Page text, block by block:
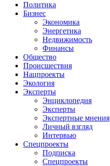
Политика
Бизнес
Экономика
Энергетика
Недвижимость
Финансы
Общество
Происшествия
Нацпроекты
Экология
Эксперты
Энциклопедия
Эксперты
Экспертные мнения
Личный взгляд
Интервью
Спецпроекты
Подписка
Спецпроекты